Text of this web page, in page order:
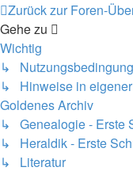
Zurück zur Foren-
Gehe zu
Wichtig
↳
↳ Hinweise in
Goldenes Archiv
↳ Genealogie - Erste
↳ Heraldik - Erste
↳ Literatur